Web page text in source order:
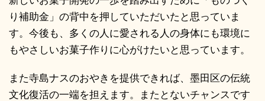
り補助金」の背中を押していただいたと思っていま
す。今後も、多くの人に愛される人の身体にも環境に
もやさしいお菓子作りに心がけたいと思っています。
また寺島ナスのおやきを提供できれば、墨田区の伝統
文化復活の一端を担えます。またとないチャンスです